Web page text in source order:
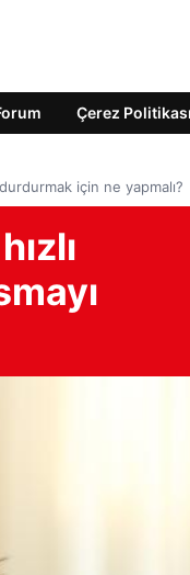
Çerez Politikası
için ne yapmalı?